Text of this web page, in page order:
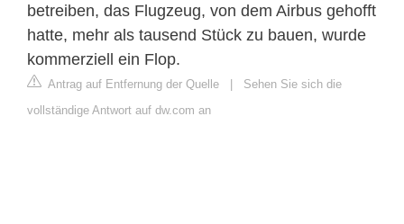
betreiben, das Flugzeug, von dem Airbus gehofft
hatte, mehr als tausend Stück zu bauen, wurde
kommerziell ein Flop.
Antrag auf Entfernung der Quelle | Sehen Sie sich die
vollständige Antwort auf dw.com an